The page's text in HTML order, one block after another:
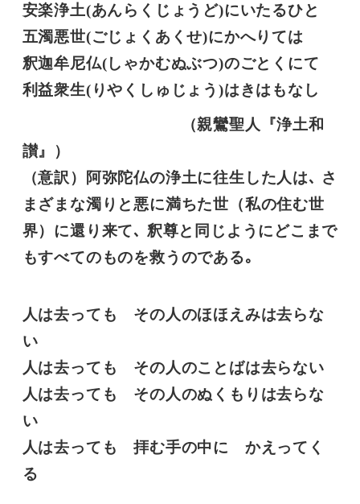
安楽浄土(あんらくじょうど)にいたるひと
五濁悪世(ごじょくあくせ)にかへりては
釈迦牟尼仏(しゃかむぬぶつ)のごとくにて
利益衆生(りやくしゅじょう)はきはもなし
（親鸞聖人『浄土和
讃』）
（意訳）阿弥陀仏の浄土に往生した人は､ さ
まざまな濁りと悪に満ちた世（私の住む世
界）に還り来て､ 釈尊と同じようにどこまで
もすべてのものを救うのである｡
人は去っても その人のほほえみは去らな
い
人は去っても その人のことばは去らない
人は去っても その人のぬくもりは去らな
い
人は去っても 拝む手の中に かえってく
る